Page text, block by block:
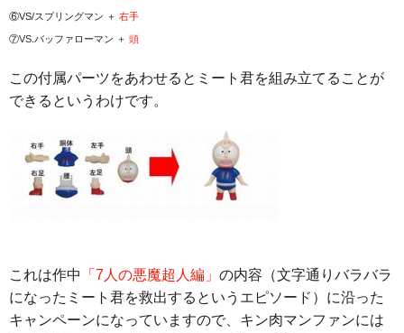
⑥VS/スプリングマン ＋ 右手
⑦VS.バッファローマン ＋ 頭
この付属パーツをあわせるとミート君を組み立てることが
できるというわけです。
これは作中 「7人の悪魔超人編」 の内容（文字通りバラバラ
になったミート君を救出するというエピソード）に沿った
キャンペーンになっていますので、キン肉マンファンには